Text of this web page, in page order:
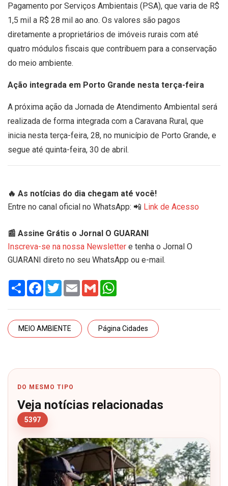
Pagamento por Serviços Ambientais (PSA), que varia de R$
1,5 mil a R$ 28 mil ao ano. Os valores são pagos
diretamente a proprietários de imóveis rurais com até
quatro módulos fiscais que contribuem para a conservação
do meio ambiente.
Ação integrada em Porto Grande nesta terça-feira
A próxima ação da Jornada de Atendimento Ambiental será
realizada de forma integrada com a Caravana Rural, que
inicia nesta terça-feira, 28, no município de Porto Grande, e
segue até quinta-feira, 30 de abril.
🔥 As notícias do dia chegam até você!
Entre no canal oficial no WhatsApp: 📲 Link de Acesso
📰 Assine Grátis o Jornal O GUARANI
Inscreva-se na nossa Newsletter e tenha o Jornal O
GUARANI direto no seu WhatsApp ou e-mail.
Share Facebook
TwitterEmail Gmail
MEIO AMBIENTE Página Cidades
DO MESMO TIPO
Veja notícias relacionadas
5397